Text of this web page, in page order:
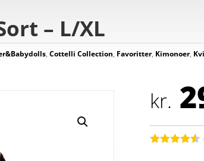
– L/XL
,Cottelli Collection, Favoritter, Kimonoer,
kr.